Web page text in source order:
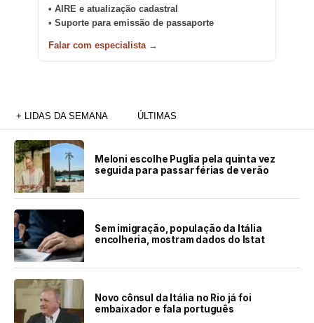
• AIRE e atualização cadastral
• Suporte para emissão de passaporte
Falar com especialista →
+ LIDAS DA SEMANA ÚLTIMAS
Meloni escolhe Puglia pela quinta vez
seguida para passar férias de verão
Sem imigração, população da Itália
encolheria, mostram dados do Istat
Novo cônsul da Itália no Rio já foi
embaixador e fala português